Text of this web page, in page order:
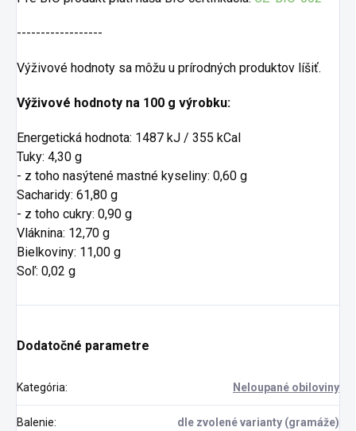
------------------
Výživové hodnoty sa môžu u prírodných produktov líšiť.
Výživové hodnoty na 100 g výrobku:
Energetická hodnota: 1487 kJ / 355 kCal
Tuky: 4,30 g
- z toho nasýtené mastné kyseliny: 0,60 g
Sacharidy: 61,80 g
- z toho cukry: 0,90 g
Vláknina: 12,70 g
Bielkoviny: 11,00 g
Soľ: 0,02 g
Dodatočné parametre
Kategória: Neloupané obiloviny
Balenie: dle zvolené varianty (gramáže)